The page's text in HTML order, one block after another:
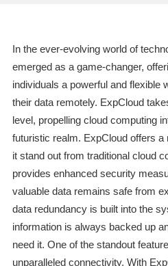
In the ever-evolving world of
emerged as a game-changer,
individuals a powerful and flexible
their data remotely. ExpCloud
level, propelling cloud computing
futuristic realm. ExpCloud offers
it stand out from traditional cloud
provides enhanced security
valuable data remains safe from
data redundancy is built into the
information is always backed up
need it. One of the standout
unparalleled connectivity. With